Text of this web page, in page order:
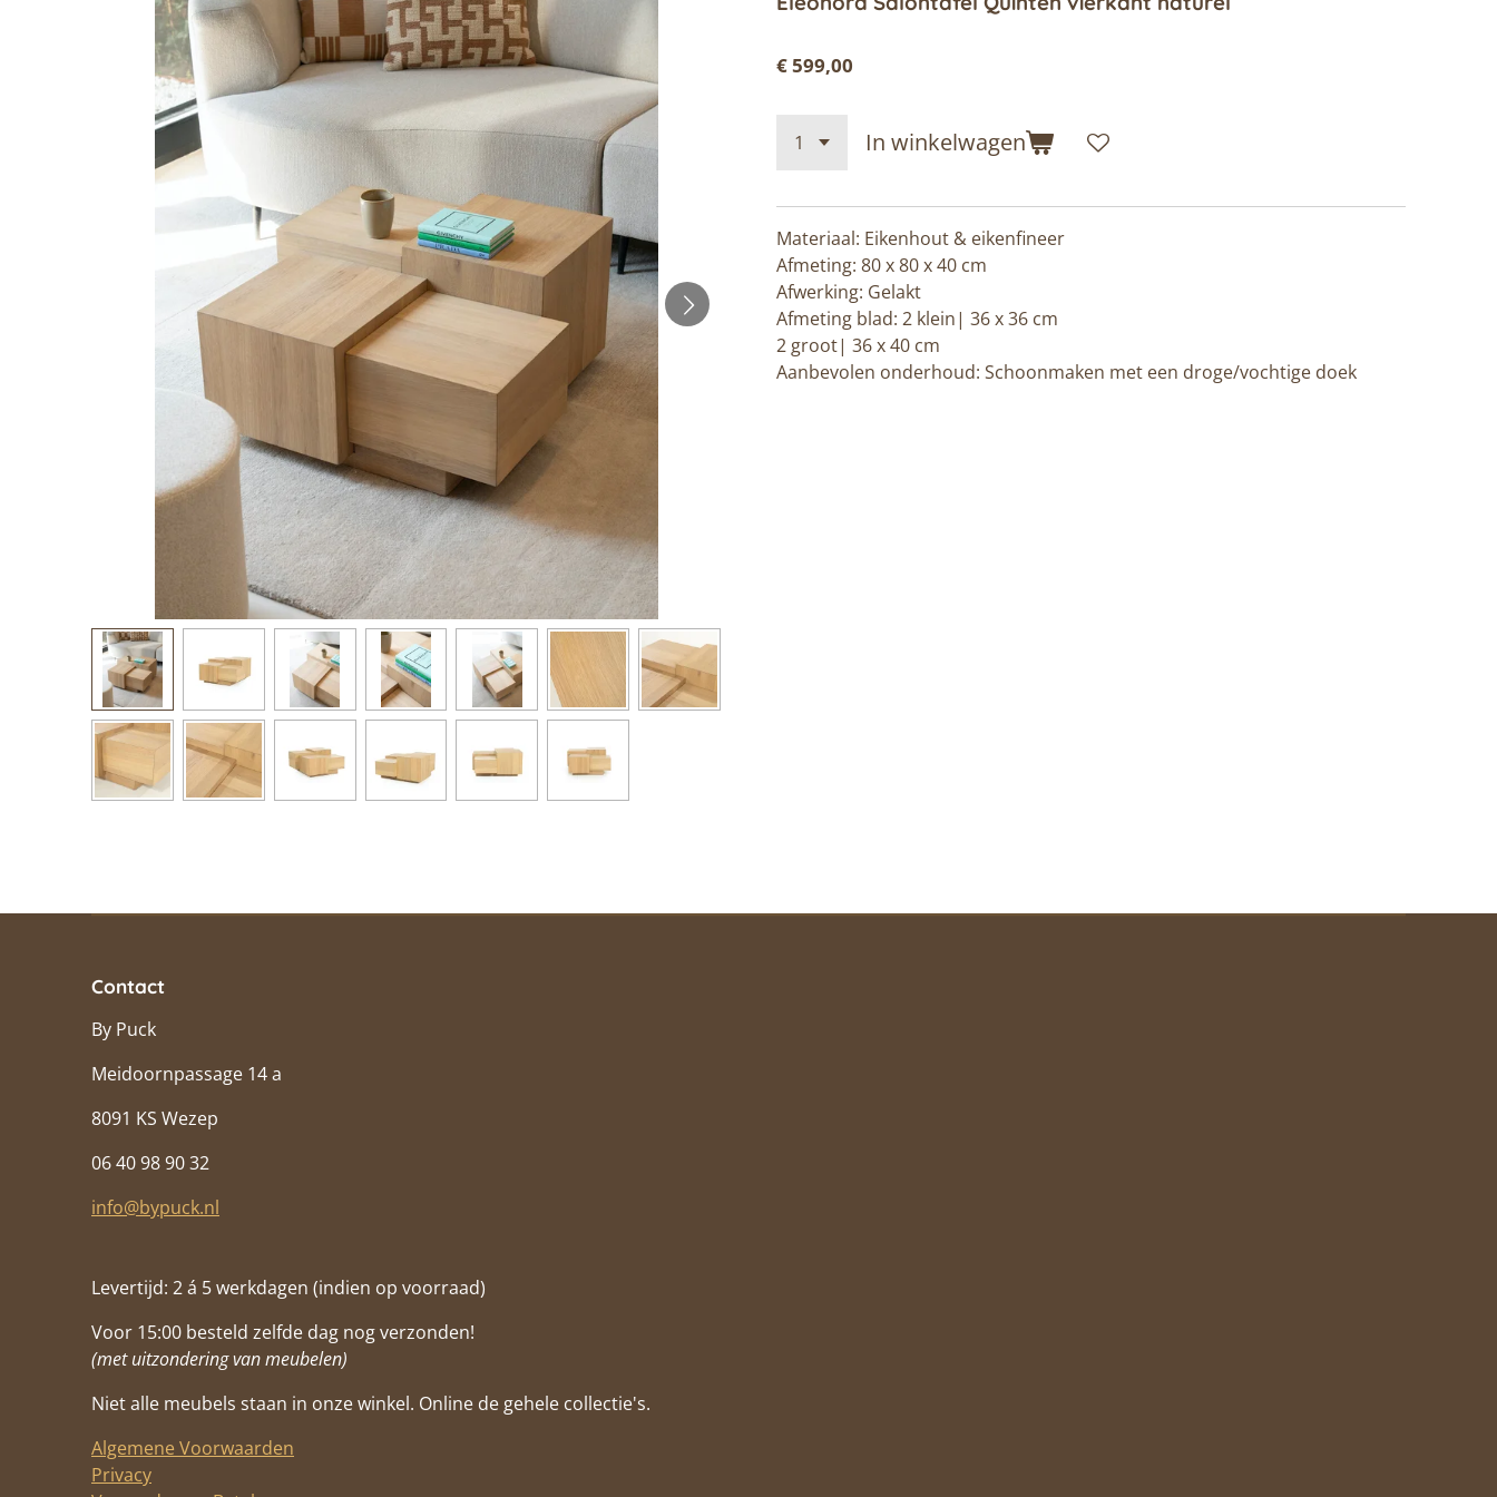
€ 599,00
In winkelwagen
Materiaal: Eikenhout & eikenfineer
Afmeting: 80 x 80 x 40 cm
Afwerking: Gelakt
Afmeting blad: 2 klein| 36 x 36 cm
2 groot| 36 x 40 cm
Aanbevolen onderhoud: Schoonmaken met een droge/vochtige doek
Contact
By Puck
Meidoornpassage 14 a
8091 KS Wezep
06 40 98 90 32
info@bypuck.nl
Levertijd: 2 á 5 werkdagen (indien op voorraad)
Voor 15:00 besteld zelfde dag nog verzonden!
(met uitzondering van meubelen)
Niet alle meubels staan in onze winkel. Online de gehele collectie's.
Algemene Voorwaarden
Privacy